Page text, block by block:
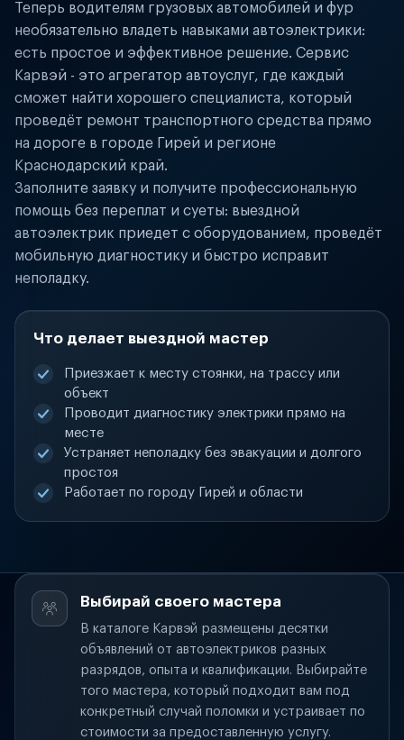
Теперь водителям грузовых автомобилей и фур
необязательно владеть навыками автоэлектрики:
есть простое и эффективное решение. Сервис
Карвэй - это агрегатор автоуслуг, где каждый
сможет найти хорошего специалиста, который
проведёт ремонт транспортного средства прямо
на дороге в городе Гирей и регионе
Краснодарский край.
Заполните заявку и получите профессиональную
помощь без переплат и суеты: выездной
автоэлектрик приедет с оборудованием, проведёт
мобильную диагностику и быстро исправит
неполадку.
Что делает выездной мастер
Приезжает к месту стоянки, на трассу или
объект
Проводит диагностику электрики прямо на
месте
Устраняет неполадку без эвакуации и долгого
простоя
Работает по городу Гирей и области
Выбирай своего мастера
В каталоге Карвэй размещены десятки
объявлений от автоэлектриков разных
разрядов, опыта и квалификации. Выбирайте
того мастера, который подходит вам под
конкретный случай поломки и устраивает по
стоимости за предоставленную услугу.